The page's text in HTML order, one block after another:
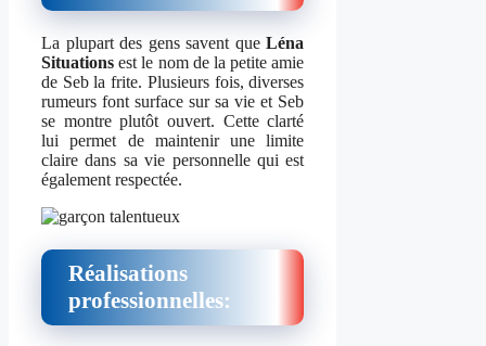
La plupart des gens savent queLéna
Situations est le nom de la petite amie
de Seb la frite. Plusieurs fois, diverses
rumeurs font surface sur sa vie et Seb
se montre plutôt ouvert. Cette clarté
lui permet de maintenir une limite
claire dans sa vie personnelle qui est
également respectée.
Réalisations
professionnelles: